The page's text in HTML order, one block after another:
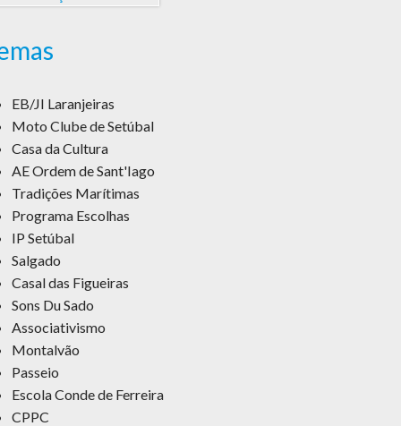
EB/JI Laranjeiras
Moto Clube de Setúbal
Casa da Cultura
AE Ordem de Sant'Iago
Tradições Marítimas
Programa Escolhas
IP Setúbal
Salgado
Casal das Figueiras
Sons Du Sado
Associativismo
Montalvão
Passeio
Escola Conde de Ferreira
CPPC